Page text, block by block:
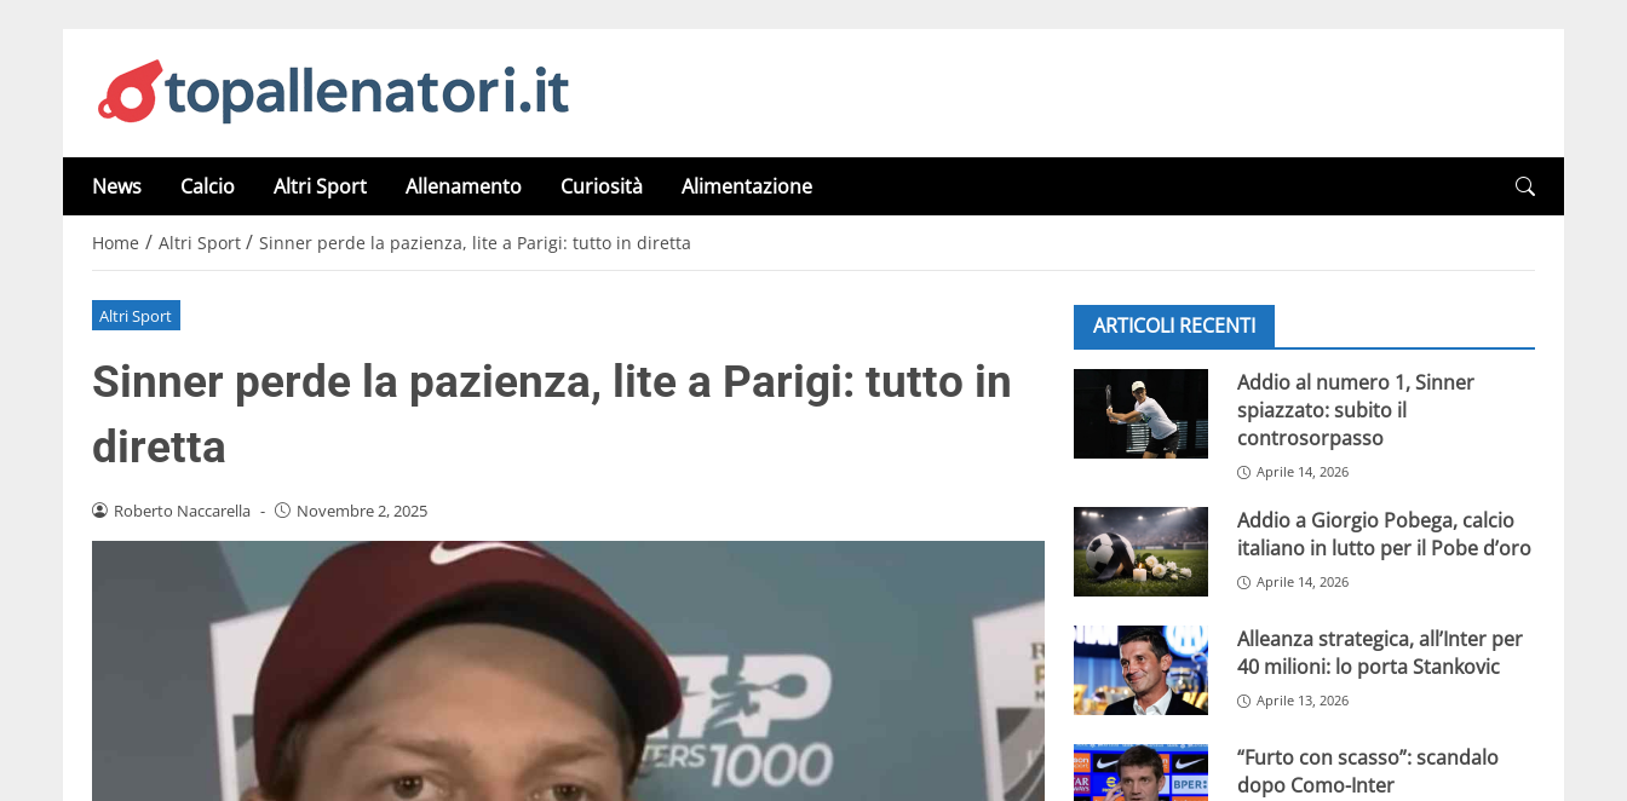
News Calcio Altri Sport Allenamento Curiosità Alimentazione
Home / Altri Sport / Sinner perde la pazienza, lite a Parigi: tutto in diretta
Altri Sport
Sinner perde la pazienza, lite a Parigi: tutto in
diretta
Roberto Naccarella - Novembre 2, 2025
ARTICOLI RECENTI
Addio al numero 1, Sinner
spiazzato: subito il
controsorpasso
Aprile 14, 2026
Addio a Giorgio Pobega, calcio
italiano in lutto per il Pobe d’oro
Aprile 14, 2026
Alleanza strategica, all’Inter per
40 milioni: lo porta Stankovic
Aprile 13, 2026
“Furto con scasso”: scandalo
dopo Como-Inter